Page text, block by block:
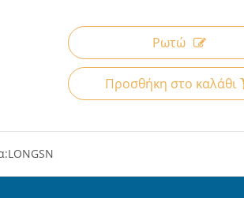
Ρωτώ
Προσθήκη στο καλάθι
LONGSN